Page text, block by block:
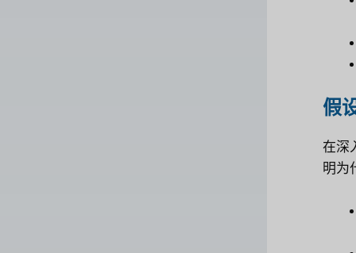
假
在深
明为